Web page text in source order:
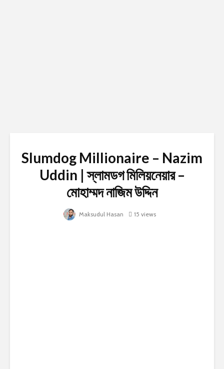
Slumdog Millionaire – Nazim
Uddin | স্লামডগ মিলিয়নেয়ার –
মোহাম্মদ নাজিম উদ্দিন
Maksudul Hasan 15 views